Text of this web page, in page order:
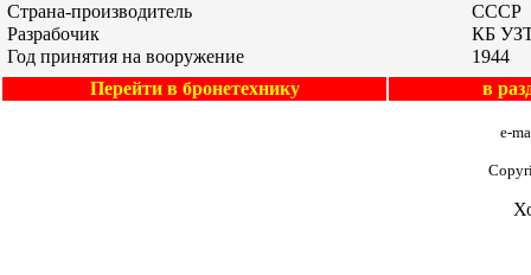
Страна-производитель
СССР
Разрабочик
КБ
Год принятия на вооружение
1944
Перейти в бронетехнику
в
e-